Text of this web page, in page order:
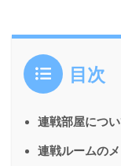
目次
連戦部屋につ
連戦ルームの